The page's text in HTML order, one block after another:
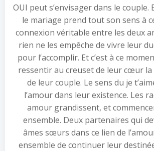
OUI peut s’envisager dans le couple.
le mariage prend tout son sens à
connexion véritable entre les deux
rien ne les empêche de vivre leur
pour l’accomplir. Et c’est à ce
ressentir au creuset de leur cœur la
de leur couple. Le sens du je
l’amour dans leur existence. Les
amour grandissent, et
ensemble. Deux partenaires qui
âmes sœurs dans ce lien de
ensemble de continuer leur